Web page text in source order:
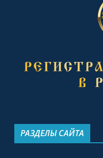
РАЗДЕЛЫ САЙТА